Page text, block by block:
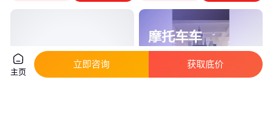
主页
立即咨询 获取底价